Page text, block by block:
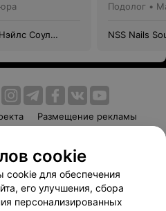
Соул
Подолог •
NSS Nails
Размещение рекламы
Способы оплаты
Партнеры
103.by
cookie
cookie для обеспечения
его улучшения, сбора
персонализированных